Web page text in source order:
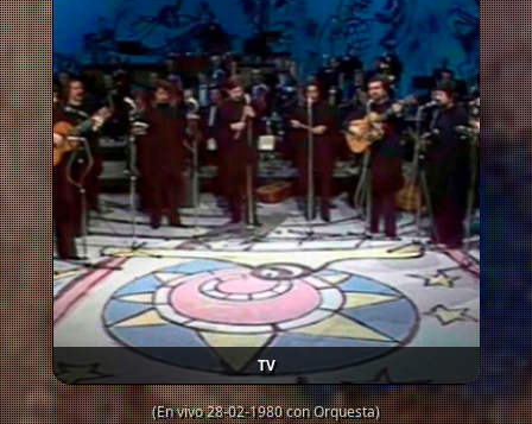
TV
(En vivo 28-02-1980 con Orquesta)